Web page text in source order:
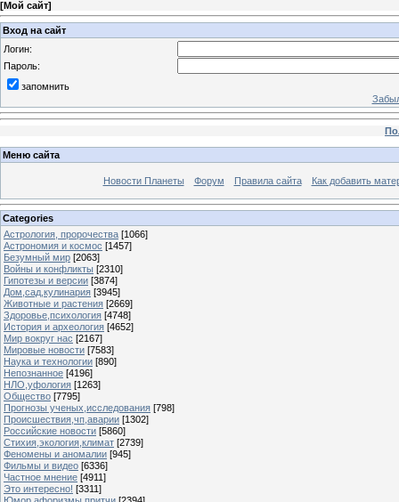
[Мой сайт]
Вход на сайт
Логин:
Пароль:
запомнить
Меню сайта
Новости Планеты Форум Правила сайта Как добавить
Categories
Астрология, пророчества [1066]
Астрономия и космос [1457]
Безумный мир [2063]
Войны и конфликты [2310]
Гипотезы и версии [3874]
Дом,сад,кулинария [3945]
Животные и растения [2669]
Здоровье,психология [4748]
История и археология [4652]
Мир вокруг нас [2167]
Мировые новости [7583]
Наука и технологии [890]
Непознанное [4196]
НЛО,уфология [1263]
Общество [7795]
Прогнозы ученых,исследования [798]
Происшествия,чп,аварии [1302]
Российские новости [5860]
Стихия,экология,климат [2739]
Феномены и аномалии [945]
Фильмы и видео [6336]
Частное мнение [4911]
Это интересно! [3311]